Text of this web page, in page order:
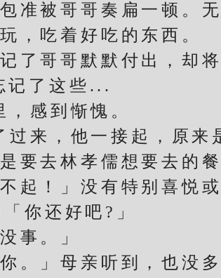
被哥哥奏扁一顿。无
，吃着好吃的东西。
哥哥默默付出，却将
记了这些...
感到惭愧。
来，他一接起，原来
去林孝儒想要去的餐
起！」没有特别喜悦
你还好吧?」
。」
」母亲听到，也没多